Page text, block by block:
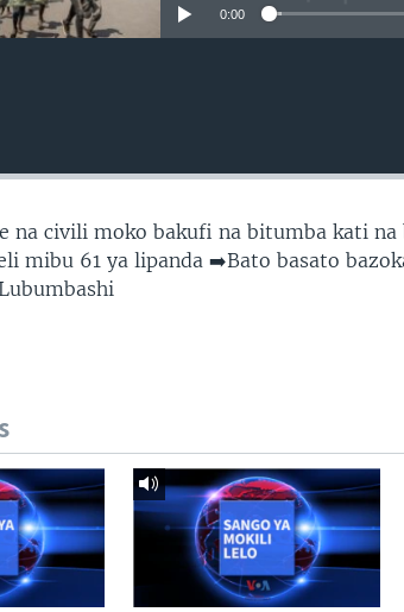
0:00
na civili moko bakufi na bitumba kati na
mibu 61 ya lipanda ➡️Bato basato